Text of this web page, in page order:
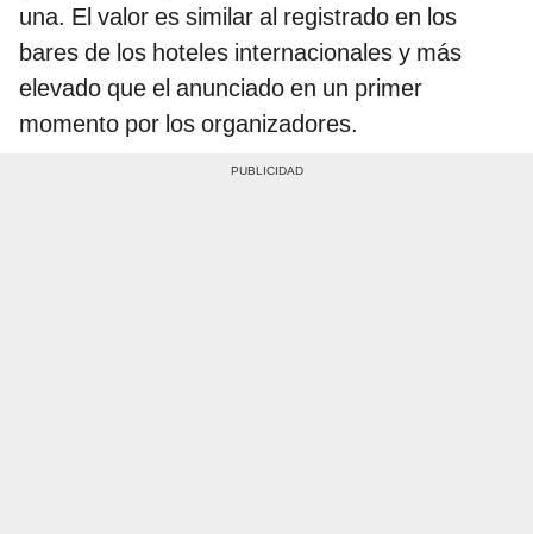
una. El valor es similar al registrado en los
bares de los hoteles internacionales y más
elevado que el anunciado en un primer
momento por los organizadores.